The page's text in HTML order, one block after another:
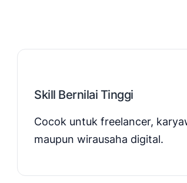
Skill Bernilai Tinggi
Cocok untuk freelancer,
maupun wirausaha digital.